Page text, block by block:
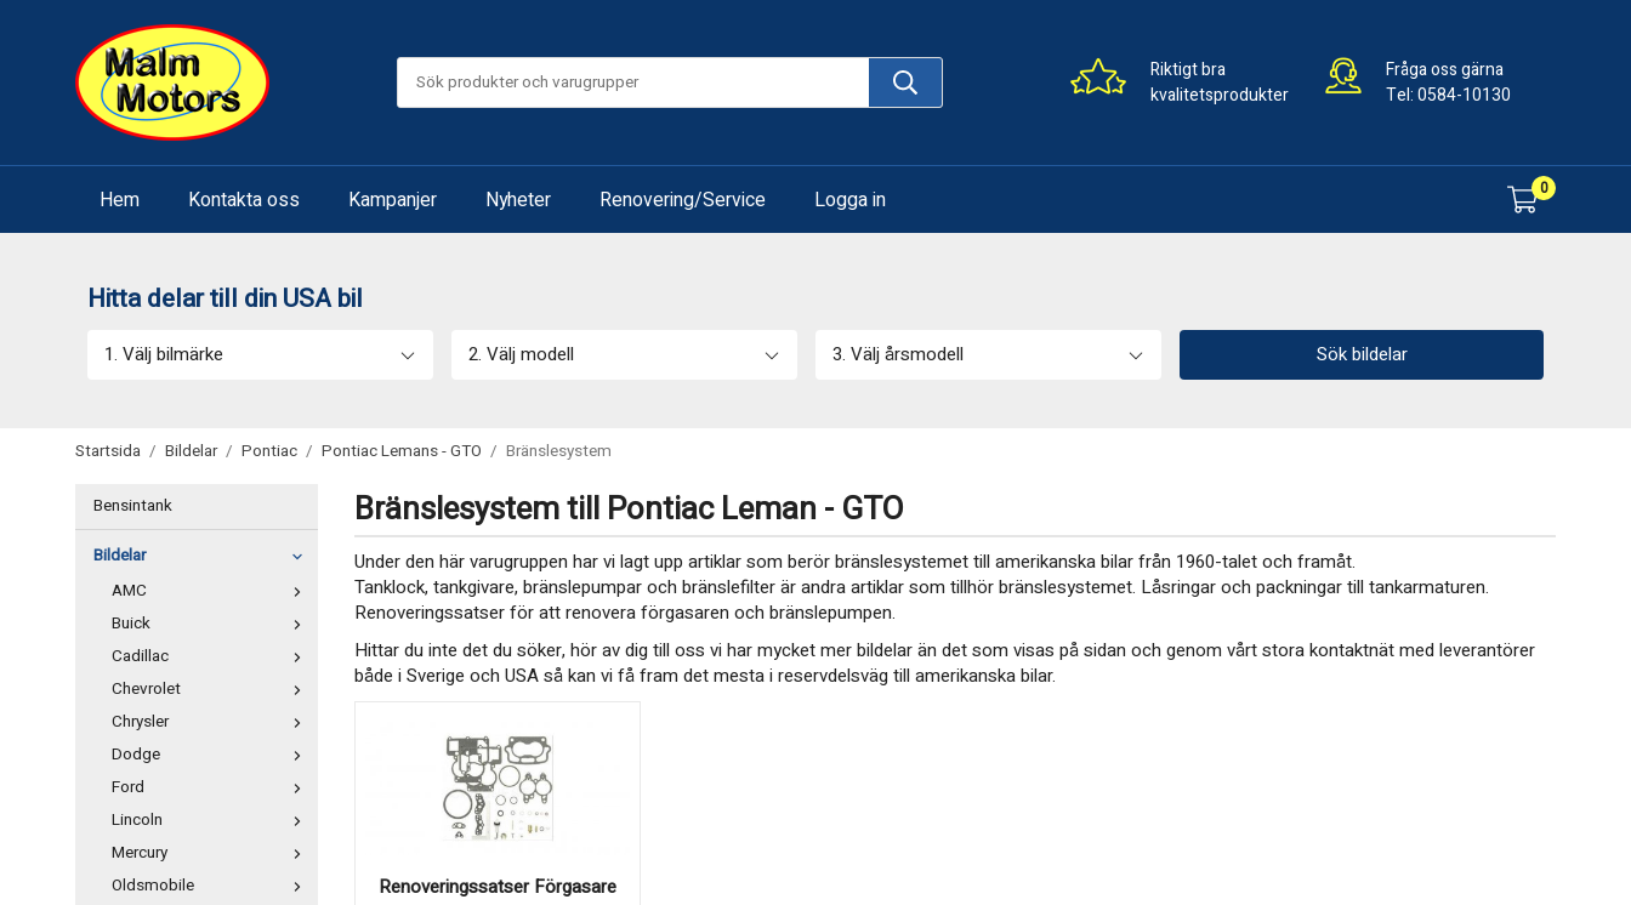
Riktigt bra
kvalitetsprodukter
Fråga oss gärna
Tel:0584-10130
Hem Kontakta oss Kampanjer Nyheter Renovering/Service Logga in 0
Hitta delar till din USA bil
1. Välj bilmärke 2. Välj modell 3. Välj årsmodell Sök bildelar
Startsida / Bildelar / Pontiac / Pontiac Lemans - GTO / Bränslesystem
Bensintank
Bildelar
AMC
Buick
Cadillac
Chevrolet
Chrysler
Dodge
Ford
Lincoln
Mercury
Oldsmobile
Bränslesystem till Pontiac Leman - GTO
Under den här varugruppen har vi lagt upp artiklar som berör bränslesystemet till amerikanska bilar från 1960-talet och framåt.
Tanklock, tankgivare, bränslepumpar och bränslefilter är andra artiklar som tillhör bränslesystemet. Låsringar och packningar till tankarmaturen.
Renoveringssatser för att renovera förgasaren och bränslepumpen.
Hittar du inte det du söker, hör av dig till oss vi har mycket mer bildelar än det som visas på sidan och genom vårt stora kontaktnät med leverantörer
både i Sverige och USA så kan vi få fram det mesta i reservdelsväg till amerikanska bilar.
Renoveringssatser Förgasare